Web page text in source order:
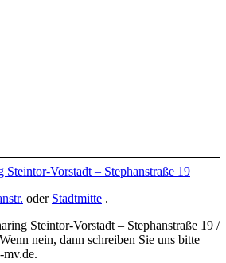
Steintor-Vorstadt – Stephanstraße 19
oder Stadtmitte .
Steintor-Vorstadt – Stephanstraße 19 /
nein, dann schreiben Sie uns bitte